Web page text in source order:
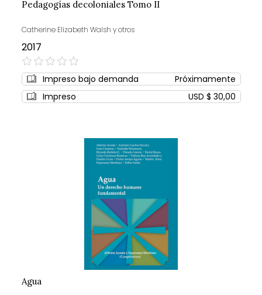
Pedagogías decoloniales Tomo II
Catherine Elizabeth Walsh y otros
2017
0%
Impreso bajo demanda
Próximamente
Impreso
USD $ 30,00
Agua